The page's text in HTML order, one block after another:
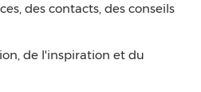
des contacts, des conseils
de l'inspiration et du